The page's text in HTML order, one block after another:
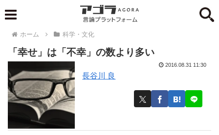
ホーム 科学・文化
「幸せ」は「不幸」の数より多い
長谷川 良
2016.08.31 11:30